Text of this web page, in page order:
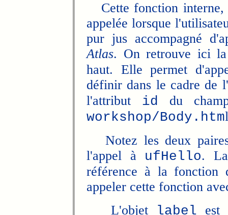
Cette fonction interne,
appelée lorsque
pur jus accompagné
Atlas. On retrouve ici
haut. Elle permet
définir dans le cadre de
l'attribut id du
workshop/Body.htm
Notez les deux paires
l'appel à ufHello.
référence à la fonction
appeler cette fonction
L'objet
label est